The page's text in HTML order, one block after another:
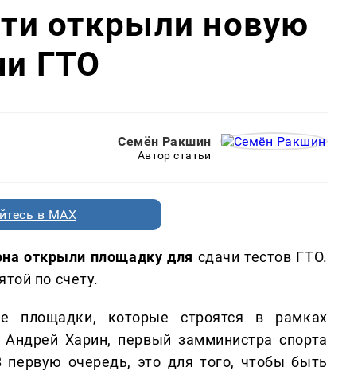
открыли новую
ГТО
Семён Ракшин
Автор статьи
в MAX
открыли площадку для сдачи тестов ГТО.
по счету.
площадки, которые строятся в рамках
Харин, первый замминистра спорта
очередь, это для того, чтобы быть